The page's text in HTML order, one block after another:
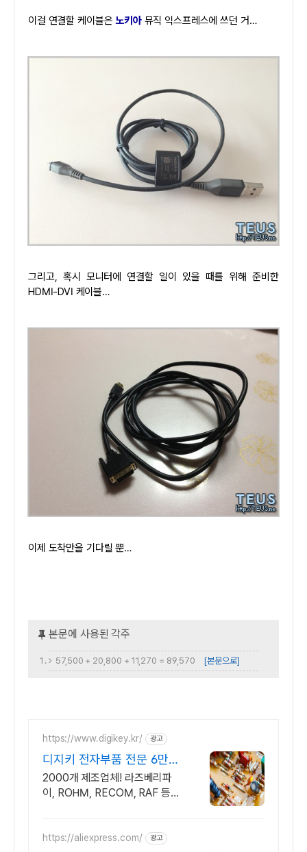
이걸 연결할 케이블은노키아뮤직 익스프레스에 쓰던 거…
그리고, 혹시 모니터에 연결할 일이 있을 때를 위해 준비한
HDMI-DVI 케이블…
이제 도착만을 기다릴 뿐…
57,500 + 20,800 + 11,270 = 89,570 [본문으로]
https://www.digikey.kr/ 광고
디지키 전자부품 전문 6만원
이상 무료배송,당일발송
2000개 제조업체! 라즈베리파
이, ROHM, RECOM, RAF 등
https://aliexpress.com/ 광고